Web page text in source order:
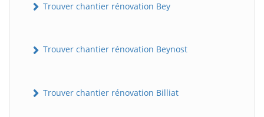
Trouver chantier rénovation Bey
Trouver chantier rénovation Beynost
Trouver chantier rénovation Billiat